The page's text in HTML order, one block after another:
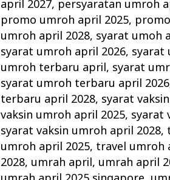
april 2027, persyaratan umroh
promo umroh april 2025,
umroh april 2028, syarat umoh
syarat umroh april 2026, syarat
umroh terbaru april, syarat
syarat umroh terbaru april 2026
terbaru april 2028, syarat
vaksin umroh april 2025, syarat
syarat vaksin umroh april 2028,
umroh april 2025, travel umroh
2028, umrah april, umrah april